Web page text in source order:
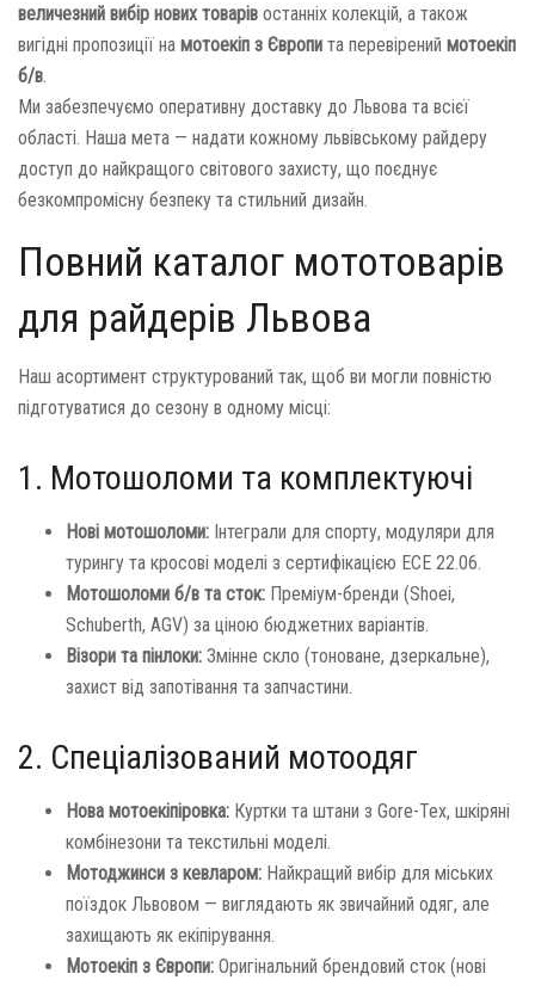
величезний вибір нових товарів останніх колекцій, а також
вигідні пропозиції на мотоекіп з Європи та перевірений мотоекіп
б/в.
Ми забезпечуємо оперативну доставку до Львова та всієї
області. Наша мета — надати кожному львівському райдеру
доступ до найкращого світового захисту, що поєднує
безкомпромісну безпеку та стильний дизайн.
Повний каталог мототоварів
для райдерів Львова
Наш асортимент структурований так, щоб ви могли повністю
підготуватися до сезону в одному місці:
1. Мотошоломи та комплектуючі
Нові мотошоломи: Інтеграли для спорту, модуляри для
турингу та кросові моделі з сертифікацією ECE 22.06.
Мотошоломи б/в та сток: Преміум-бренди (Shoei,
Schuberth, AGV) за ціною бюджетних варіантів.
Візори та пінлоки: Змінне скло (тоноване, дзеркальне),
захист від запотівання та запчастини.
2. Спеціалізований мотоодяг
Нова мотоекіпіровка: Куртки та штани з Gore-Tex, шкіряні
комбінезони та текстильні моделі.
Мотоджинси з кевларом: Найкращий вибір для міських
поїздок Львовом — виглядають як звичайний одяг, але
захищають як екіпірування.
Мотоекіп з Європи: Оригінальний брендовий сток (нові